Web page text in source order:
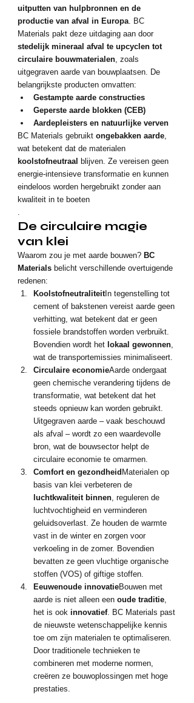
uitputten van hulpbronnen en de
productie van afval in Europa. BC
Materials pakt deze uitdaging aan door
stedelijk mineraal afval te upcyclen tot
circulaire bouwmaterialen, zoals
uitgegraven aarde van bouwplaatsen. De
belangrijkste producten omvatten:
Gestampte aarde constructies
Geperste aarde blokken (CEB)
Aardepleisters en natuurlijke verven
BC Materials gebruikt ongebakken aarde,
wat betekent dat de materialen
koolstofneutraal blijven. Ze vereisen geen
energie-intensieve transformatie en kunnen
eindeloos worden hergebruikt zonder aan
kwaliteit in te boeten
.
De circulaire magie
van klei
Waarom zou je met aarde bouwen? BC
Materials belicht verschillende overtuigende
redenen:
KoolstofneutraliteitIn tegenstelling tot
cement of bakstenen vereist aarde geen
verhitting, wat betekent dat er geen
fossiele brandstoffen worden verbruikt.
Bovendien wordt het lokaal gewonnen,
wat de transportemissies minimaliseert.
Circulaire economieAarde ondergaat
geen chemische verandering tijdens de
transformatie, wat betekent dat het
steeds opnieuw kan worden gebruikt.
Uitgegraven aarde – vaak beschouwd
als afval – wordt zo een waardevolle
bron, wat de bouwsector helpt de
circulaire economie te omarmen.
Comfort en gezondheid Materialen op
basis van klei verbeteren de
luchtkwaliteit binnen, reguleren de
luchtvochtigheid en verminderen
geluidsoverlast. Ze houden de warmte
vast in de winter en zorgen voor
verkoeling in de zomer. Bovendien
bevatten ze geen vluchtige organische
stoffen (VOS) of giftige stoffen.
Eeuwenoude innovatieBouwen met
aarde is niet alleen een oude traditie,
het is ook innovatief. BC Materials past
de nieuwste wetenschappelijke kennis
toe om zijn materialen te optimaliseren.
Door traditionele technieken te
combineren met moderne normen,
creëren ze bouwoplossingen met hoge
prestaties.